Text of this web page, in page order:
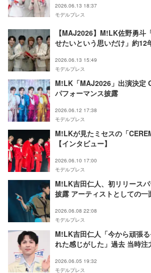
2026.06.13 18:37
モデルプレス
【MAJ2026】M!LK佐野勇斗
せたいという思いだけ」約12
2026.06.13 15:49
モデルプレス
M!LK「MAJ2026」出演決定
パフォーマンス披露
2026.06.12 17:38
モデルプレス
M!LKが見たミセスの「
【インタビュー】
2026.06.10 17:00
モデルプレス
M!LK吉田仁人、初リリース
披露 アーティストとしての一
2026.06.08 22:08
モデルプレス
M!LK吉田仁人「今から頑張
れた感じがした」過去 当時注
2026.06.05 19:32
モデルプレス